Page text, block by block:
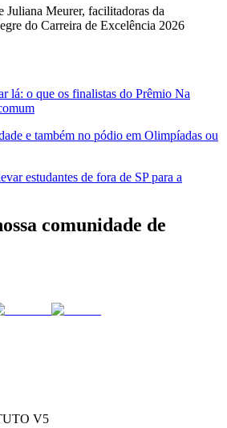
Juliana Meurer, facilitadoras da
do Carreira de Excelência 2026
lá: o que os finalistas do Prêmio Na
e também no pódio em Olimpíadas ou
estudantes de fora de SP para a
comunidade de
V5